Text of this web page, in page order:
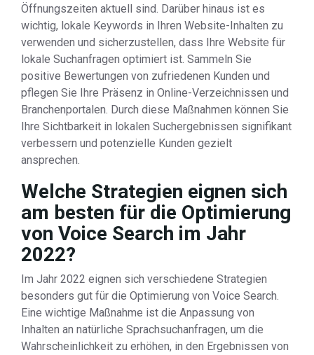
Öffnungszeiten aktuell sind. Darüber hinaus ist es
wichtig, lokale Keywords in Ihren Website-Inhalten zu
verwenden und sicherzustellen, dass Ihre Website für
lokale Suchanfragen optimiert ist. Sammeln Sie
positive Bewertungen von zufriedenen Kunden und
pflegen Sie Ihre Präsenz in Online-Verzeichnissen und
Branchenportalen. Durch diese Maßnahmen können Sie
Ihre Sichtbarkeit in lokalen Suchergebnissen signifikant
verbessern und potenzielle Kunden gezielt
ansprechen.
Welche Strategien eignen sich
am besten für die Optimierung
von Voice Search im Jahr
2022?
Im Jahr 2022 eignen sich verschiedene Strategien
besonders gut für die Optimierung von Voice Search.
Eine wichtige Maßnahme ist die Anpassung von
Inhalten an natürliche Sprachsuchanfragen, um die
Wahrscheinlichkeit zu erhöhen, in den Ergebnissen von